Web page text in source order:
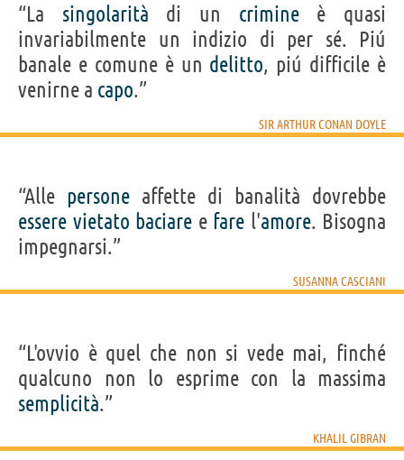
“La singolarità di un crimineè quasi
invariabilmente un indizio di per sé. Piú
banale e comune è un delitto, piú difficile è
venirne a capo.”
SIR ARTHUR CONAN DOYLE
“Alle persone affette di banalità dovrebbe
essere vietato baciare e fare l'amore. Bisogna
impegnarsi.”
SUSANNA CASCIANI
“L'ovvio è quel che non si vede mai, finché
qualcuno non lo esprime con la massima
semplicità.”
KHALIL GIBRAN